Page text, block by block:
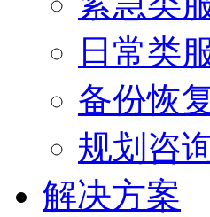
日常类
备份恢
规划咨
解决方案